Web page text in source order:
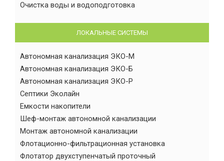
Очистка воды и водоподготовка
ЛОКАЛЬНЫЕ СИСТЕМЫ
Автономная канализация ЭКО-М
Автономная канализация ЭКО-Б
Автономная канализация ЭКО-Р
Септики Эколайн
Емкости накопители
Шеф-монтаж автономной канализации
Монтаж автономной канализации
Флотационно-фильтрационная установка
Флотатор двухступенчатый проточный